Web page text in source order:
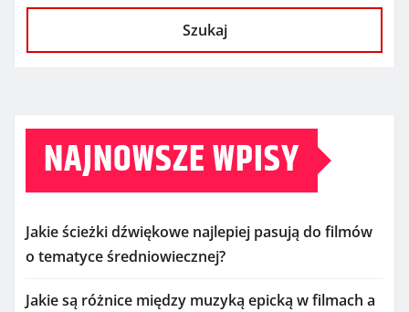
Szukaj
NAJNOWSZE WPISY
Jakie ścieżki dźwiękowe najlepiej pasują do filmów
o tematyce średniowiecznej?
Jakie są różnice między muzyką epicką w filmach a